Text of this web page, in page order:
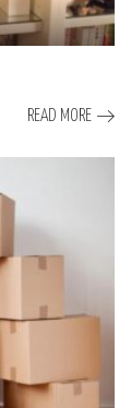
READ MORE